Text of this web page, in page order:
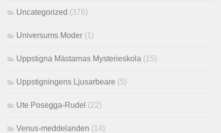
Uncategorized (376)
Universums Moder (1)
Uppstigna Mästarnas Mysterieskola (15)
Uppstigningens Ljusarbeare (5)
Ute Posegga-Rudel (22)
Venus-meddelanden (14)